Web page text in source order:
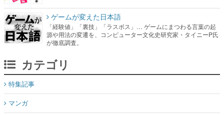
ゲームが変えた日本語
「経験値」「裏技」「ラスボス」… ゲームにまつわる言葉の起
源や用法の変遷を、コンピューター文化史研究家・タイニーP氏
が徹底調査。
カテゴリ
特集記事
マンガ